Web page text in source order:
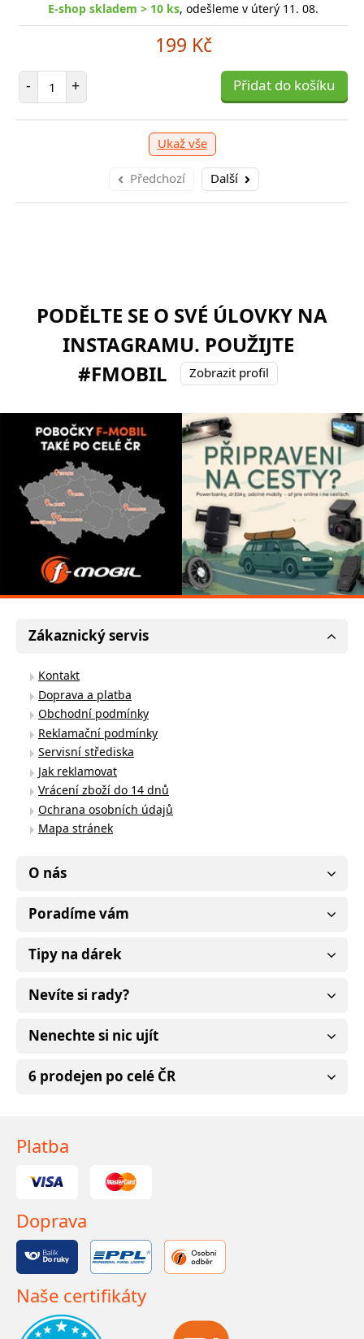
E-shop skladem > 10 ks, odešleme v úterý 11. 08.
199 Kč
- Počet položek
+ Přidat do košíku
Ukaž vše
Předchozí Další
PODĚLTE SE O SVÉ ÚLOVKY NA
INSTAGRAMU. POUŽIJTE
#FMOBIL
Zobrazit profil
Zákaznický servis
Kontakt
Doprava a platba
Obchodní podmínky
Reklamační podmínky
Servisní střediska
Jak reklamovat
Vrácení zboží do 14 dnů
Ochrana osobních údajů
Mapa stránek
O nás
Poradíme vám
Tipy na dárek
Nevíte si rady?
Nenechte si nic ujít
6 prodejen po celé ČR
Platba
Doprava
Naše certifikáty